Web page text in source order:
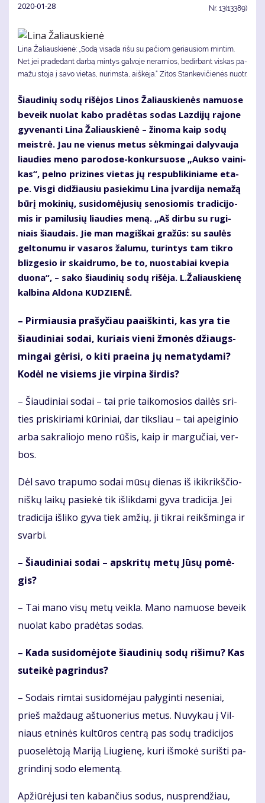
2020-01-28 Nr. 13(13389)
Li­na Ža­liaus­kie­nė: „So­dą vi­sa­da ri­šu su pa­čiom ge­riau­siom min­tim.
Net jei pra­de­dant dar­bą min­tys gal­vo­je ne­ra­mios, be­dir­bant vis­kas pa­
ma­žu sto­ja į sa­vo vie­tas, nu­rims­ta, aiš­kė­ja.“ Zitos Stankevičienės nuotr.
Šiau­di­nių so­dų ri­šė­jos Li­nos Ža­liaus­kie­nės na­muo­se
be­veik nuo­lat ka­bo pra­dė­tas so­das Laz­di­jų ra­jo­ne
gy­ve­nan­ti Li­na Ža­liaus­kie­nė – ži­no­ma kaip so­dų
meist­rė. Jau ne vie­nus me­tus sėk­min­gai da­ly­vau­ja
liau­dies me­no pa­ro­do­se-kon­kur­suo­se „Auk­so vai­ni­
kas“, pel­no pri­zi­nes vie­tas jų res­pub­li­ki­nia­me eta­
pe. Vis­gi di­džiau­siu pa­sie­ki­mu Li­na įvar­di­ja ne­ma­žą
bū­rį mo­ki­nių, su­si­do­mė­ju­sių se­no­sio­mis tra­di­ci­jo­
mis ir pa­mi­lu­sių liau­dies me­ną. „Aš dir­bu su ru­gi­
niais šiau­dais. Jie man ma­giš­kai gra­žūs: su sau­lės
gel­to­nu­mu ir va­sa­ros ža­lu­mu, tu­rin­tys tam tik­ro
bliz­ge­sio ir skaid­ru­mo, be to, nuo­sta­biai kve­pia
duo­na“, – sa­ko šiau­di­nių so­dų ri­šė­ja. L.Ža­liaus­kie­nę
kal­bi­na Al­do­na KU­DZIE­NĖ.
– Pir­miau­sia pra­šy­čiau pa­aiš­kin­ti, kas yra tie
šiau­di­niai so­dai, ku­riais vie­ni žmo­nės džiaugs­
min­gai gė­ri­si, o ki­ti pra­ei­na jų ne­ma­ty­da­mi?
Ko­dėl ne vi­siems jie vir­pi­na šir­dis?
– Šiau­di­niai so­dai – tai prie tai­ko­mo­sios dai­lės sri­
ties pri­ski­ria­mi kū­ri­niai, dar tiks­liau – tai apei­gi­nio
ar­ba sak­ra­lio­jo me­no rū­šis, kaip ir mar­gu­čiai, ver­
bos.
Dėl sa­vo tra­pu­mo so­dai mū­sų die­nas iš ikik­rikš­čio­
niš­kų lai­kų pa­sie­kė tik iš­lik­da­mi gy­va tra­di­ci­ja. Jei
tra­di­ci­ja iš­li­ko gy­va tiek am­žių, ji tik­rai reikš­min­ga ir
svar­bi.
– Šiau­di­niai so­dai – ap­skri­tų me­tų Jū­sų po­mė­
gis?
– Tai ma­no vi­sų me­tų veik­la. Ma­no na­muo­se be­veik
nuo­lat ka­bo pra­dė­tas so­das.
– Ka­da su­si­do­mė­jo­te šiau­di­nių so­dų ri­ši­mu? Kas
su­tei­kė pa­grin­dus?
– So­dais rim­tai su­si­do­mė­jau pa­ly­gin­ti ne­se­niai,
prieš maž­daug aš­tuo­ne­rius me­tus. Nu­vy­kau į Vil­
niaus et­ni­nės kul­tū­ros cen­trą pas so­dų tra­di­ci­jos
puo­se­lė­to­ją Ma­ri­ją Liu­gie­nę, ku­ri iš­mo­kė su­riš­ti pa­
grin­di­nį so­do ele­men­tą.
Ap­žiū­rė­ju­si ten ka­ban­čius so­dus, nu­spren­džiau,